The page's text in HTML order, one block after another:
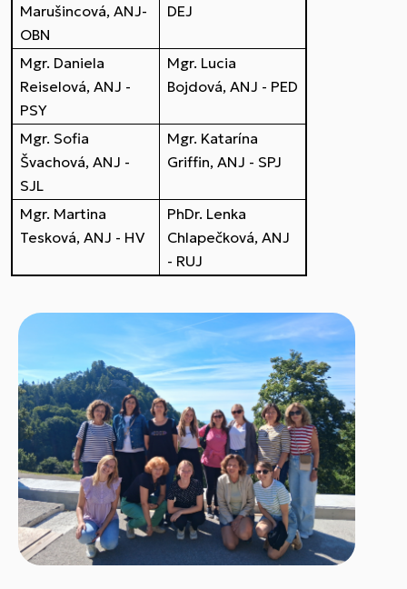
Marušincová, ANJ-
OBN
DEJ
Mgr. Daniela
Reiselová, ANJ -
PSY
Mgr. Lucia
Bojdová, ANJ - PED
Mgr. Sofia
Švachová, ANJ -
SJL
Mgr. Katarína
Griffin, ANJ - SPJ
Mgr. Martina
Tesková, ANJ - HV
PhDr. Lenka
Chlapečková, ANJ
- RUJ